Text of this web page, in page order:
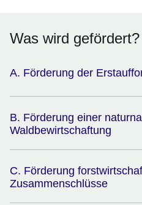
Was wird gefördert?
A. Förderung der
B. Förderung einer naturnahen
Waldbewirtschaftung
C. Förderung forstwirtschaftlicher
Zusammenschlüsse